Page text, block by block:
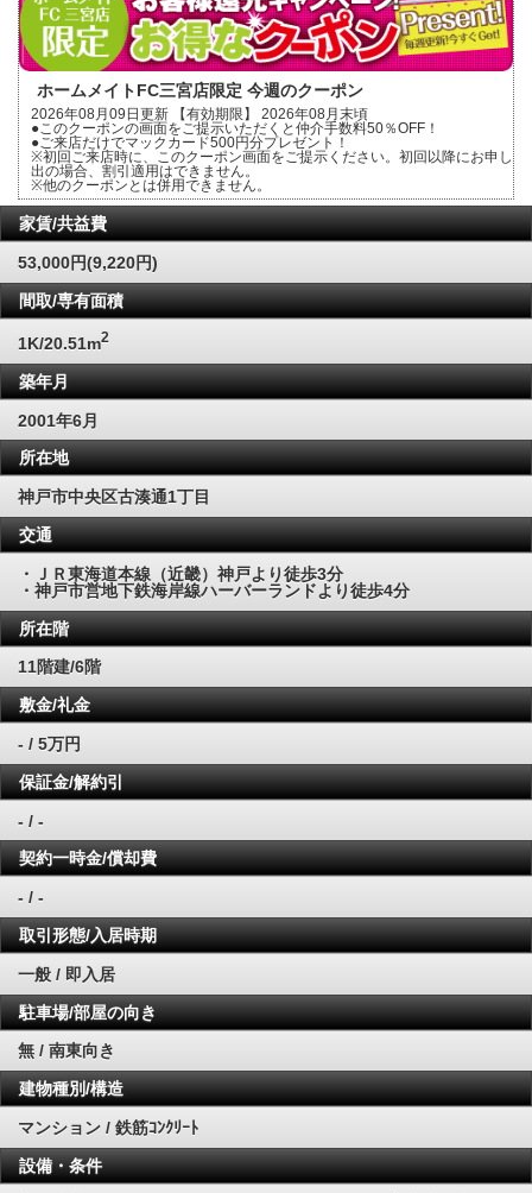
ホームメイトFC三宮店限定 今週のクーポン
2026年08月09日更新 【有効期限】 2026年08月末頃
●このクーポンの画面をご提示いただくと仲介手数料50％OFF！
●ご来店だけでマックカード500円分プレゼント！
※初回ご来店時に、このクーポン画面をご提示ください。初回以降にお申し
出の場合、割引適用はできません。
※他のクーポンとは併用できません。
家賃/共益費
53,000円(9,220円)
間取/専有面積
1K/20.51m2
築年月
2001年6月
所在地
神戸市中央区古湊通1丁目
交通
・ＪＲ東海道本線（近畿）神戸より徒歩3分
・神戸市営地下鉄海岸線ハーバーランドより徒歩4分
所在階
11階建/6階
敷金/礼金
- / 5万円
保証金/解約引
- / -
契約一時金/償却費
- / -
取引形態/入居時期
一般 / 即入居
駐車場/部屋の向き
無 / 南東向き
建物種別/構造
マンション / 鉄筋ｺﾝｸﾘｰﾄ
設備・条件